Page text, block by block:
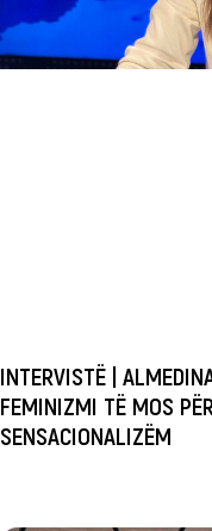
INTERVISTË |
FEMINIZMI TË MOS
SENSACIONALIZËM